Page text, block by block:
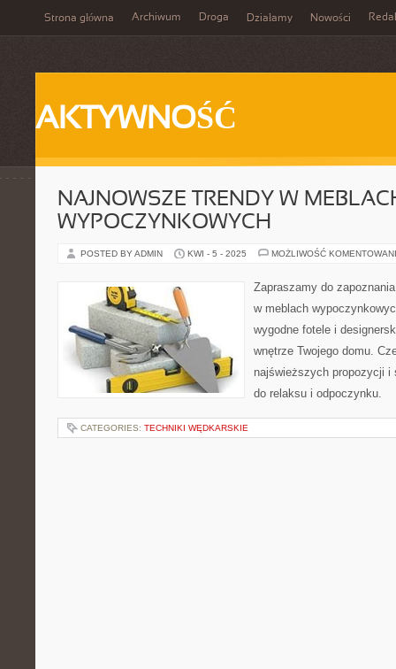
Strona główna Archiwum Droga Działamy Nowości
AKTYWNOŚĆ
NAJNOWSZE TRENDY W
WYPOCZYNKOWYCH
POSTED BY ADMIN KWI - 5 - 2025 MOŻLIWOŚĆ
Zapraszamy do
w meblach
wygodne fotele i
wnętrze Twojego domu.
najświeższych propozycji i
do relaksu i odpoczynku.
CATEGORIES: TECHNIKI WĘDKARSKIE